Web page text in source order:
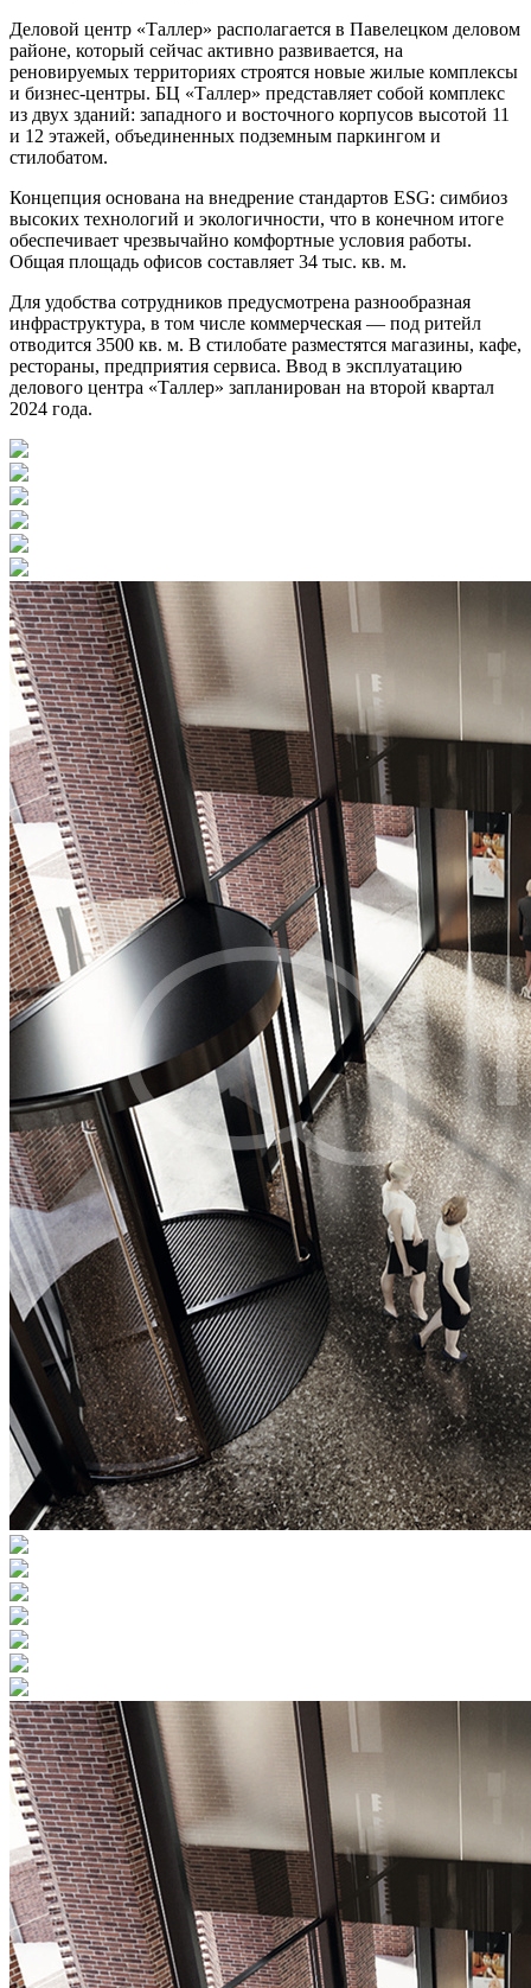
Деловой центр «Таллер» располагается в Павелецком деловом
районе, который сейчас активно развивается, на
реновируемых территориях строятся новые жилые комплексы
и бизнес-центры. БЦ «Таллер» представляет собой комплекс
из двух зданий: западного и восточного корпусов высотой 11
и 12 этажей, объединенных подземным паркингом и
стилобатом.
Концепция основана на внедрение стандартов ESG: симбиоз
высоких технологий и экологичности, что в конечном итоге
обеспечивает чрезвычайно комфортные условия работы.
Общая площадь офисов составляет 34 тыс. кв. м.
Для удобства сотрудников предусмотрена разнообразная
инфраструктура, в том числе коммерческая — под ритейл
отводится 3500 кв. м. В стилобате разместятся магазины, кафе,
рестораны, предприятия сервиса. Ввод в эксплуатацию
делового центра «Таллер» запланирован на второй квартал
2024 года.